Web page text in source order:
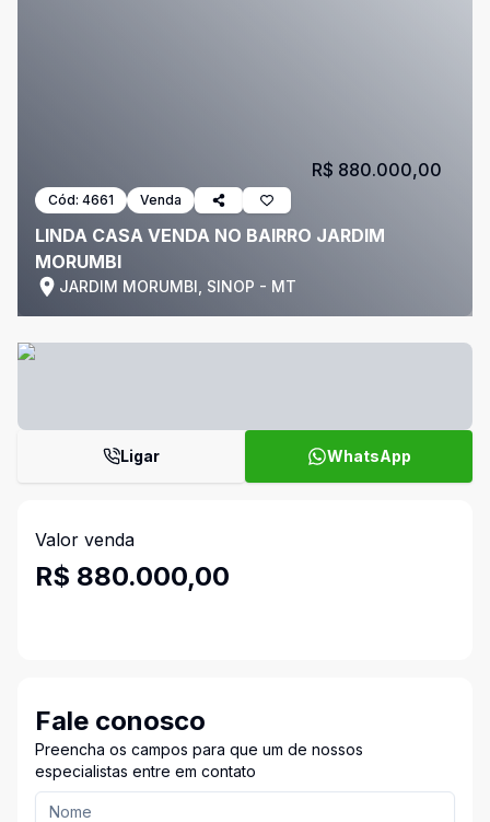
Cód: 4661 Venda
LINDA CASA VENDA NO BAIRRO JARDIM
MORUMBI
JARDIM MORUMBI, SINOP - MT
R$ 880.000,00
Ligar WhatsApp
Valor venda
R$ 880.000,00
Fale conosco
Preencha os campos para que um de nossos
especialistas entre em contato